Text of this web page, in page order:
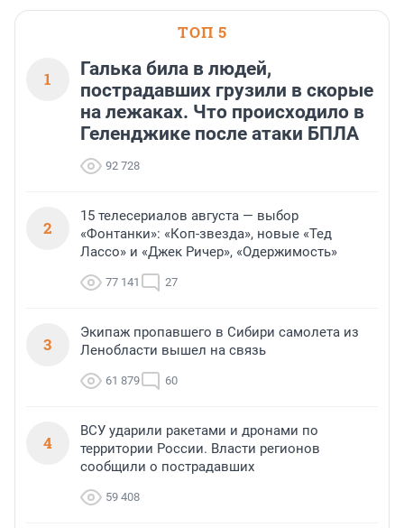
ТОП 5
1
Галька била в людей,
пострадавших грузили в скорые
на лежаках. Что происходило в
Геленджике после атаки БПЛА
92 728
2
15 телесериалов августа — выбор
«Фонтанки»: «Коп-звезда», новые «Тед
Лассо» и «Джек Ричер», «Одержимость»
77 141 27
3
Экипаж пропавшего в Сибири самолета из
Ленобласти вышел на связь
61 879 60
4
ВСУ ударили ракетами и дронами по
территории России. Власти регионов
сообщили о пострадавших
59 408